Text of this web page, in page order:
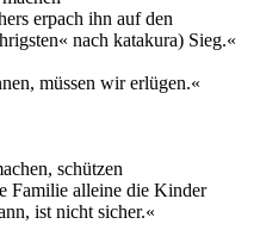
erpach ihn auf den
nach katakura) Sieg.«
müssen wir erlügen.«
schützen
Familie alleine die Kinder
ist nicht sicher.«